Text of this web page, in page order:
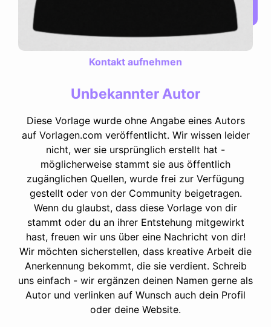
Kontakt aufnehmen
Unbekannter Autor
Diese Vorlage wurde ohne Angabe eines Autors
auf Vorlagen.com veröffentlicht. Wir wissen leider
nicht, wer sie ursprünglich erstellt hat -
möglicherweise stammt sie aus öffentlich
zugänglichen Quellen, wurde frei zur Verfügung
gestellt oder von der Community beigetragen.
Wenn du glaubst, dass diese Vorlage von dir
stammt oder du an ihrer Entstehung mitgewirkt
hast, freuen wir uns über eine Nachricht von dir!
Wir möchten sicherstellen, dass kreative Arbeit die
Anerkennung bekommt, die sie verdient. Schreib
uns einfach - wir ergänzen deinen Namen gerne als
Autor und verlinken auf Wunsch auch dein Profil
oder deine Website.